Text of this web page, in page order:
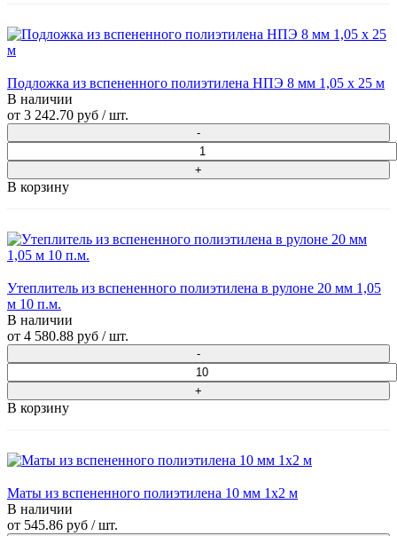
Подложка из вспененного полиэтилена НПЭ 8 мм 1,05 х 25 м
В наличии
от 3 242.70 руб / шт.
В корзину
Утеплитель из вспененного полиэтилена в рулоне 20 мм 1,05
м 10 п.м.
В наличии
от 4 580.88 руб / шт.
В корзину
Маты из вспененного полиэтилена 10 мм 1x2 м
В наличии
от 545.86 руб / шт.